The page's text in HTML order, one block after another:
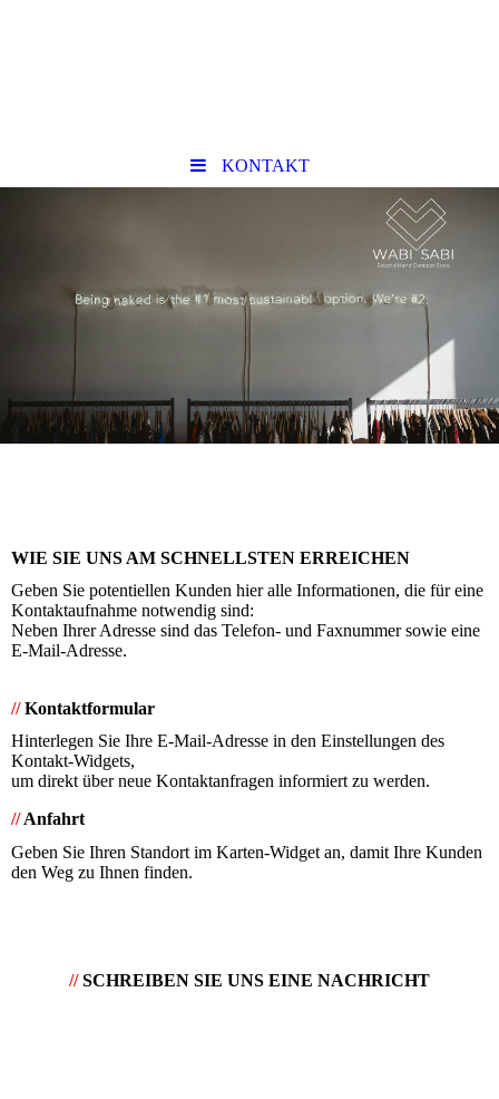
KONTAKT
WIE SIE UNS AM SCHNELLSTEN ERREICHEN
Geben Sie potentiellen Kunden hier alle Informationen, die für eine
Kontaktaufnahme notwendig sind:
Neben Ihrer Adresse sind das Telefon- und Faxnummer sowie eine
E-Mail-Adresse.
// Kontaktformular
Hinterlegen Sie Ihre E-Mail-Adresse in den Einstellungen des
Kontakt-Widgets,
um direkt über neue Kontaktanfragen informiert zu werden.
// Anfahrt
Geben Sie Ihren Standort im Karten-Widget an, damit Ihre Kunden
den Weg zu Ihnen finden.
// SCHREIBEN SIE UNS EINE NACHRICHT